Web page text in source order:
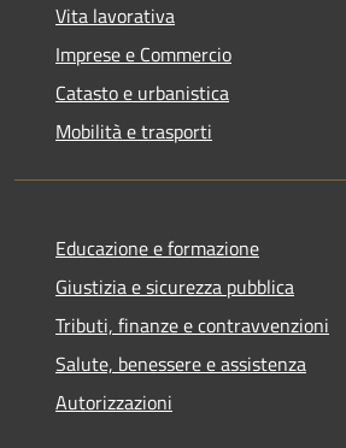
Vita lavorativa
Imprese e Commercio
Catasto e urbanistica
Mobilità e trasporti
Educazione e formazione
Giustizia e sicurezza pubblica
Tributi, finanze e contravvenzioni
Salute, benessere e assistenza
Autorizzazioni